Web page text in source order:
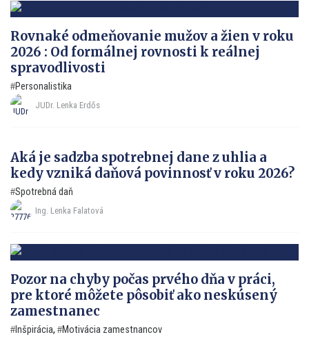
Rovnaké odmeňovanie mužov a žien v roku
2026 : Od formálnej rovnosti k reálnej
spravodlivosti
Personalistika
JUDr. Lenka Erdős
Aká je sadzba spotrebnej dane z uhlia a
kedy vzniká daňová povinnosť v roku 2026?
Spotrebná daň
Ing. Lenka Falatová
Pozor na chyby počas prvého dňa v práci,
pre ktoré môžete pôsobiť ako neskúsený
zamestnanec
Inšpirácia, Motivácia zamestnancov